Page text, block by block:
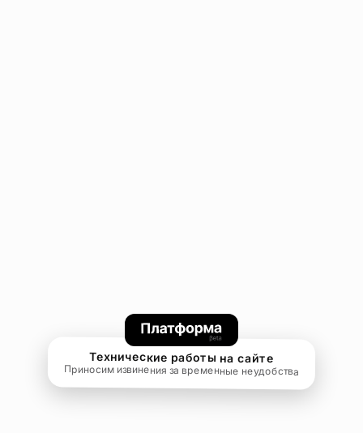
Технические работы на сайте
Приносим извинения за временные неудобства